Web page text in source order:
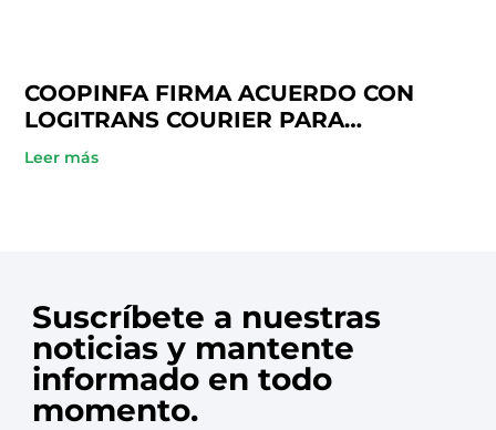
COOPINFA FIRMA ACUERDO CON
LOGITRANS COURIER PARA
BENEFICIO DE SUS SOCIOS
Leer más
Suscríbete a nuestras
noticias y mantente
informado en todo
momento.